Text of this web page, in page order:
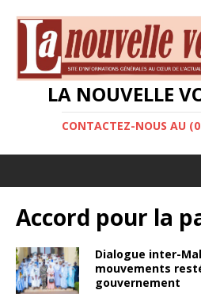
LA NOUVELLE
CONTACTEZ-NOUS AU
Accord pour la
Dialogue inter-
mouvements
gouvernement